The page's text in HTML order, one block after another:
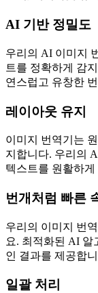
AI 기반 정밀도
우리의 AI 이미지
트를 정확하게 감
연스럽고 유창한
레이아웃 유지
이미지 번역기는
지합니다. 우리의
텍스트를 원활하
번개처럼 빠른
우리의 이미지 번
요. 최적화된 AI 알
인 결과를 제공합
일괄 처리